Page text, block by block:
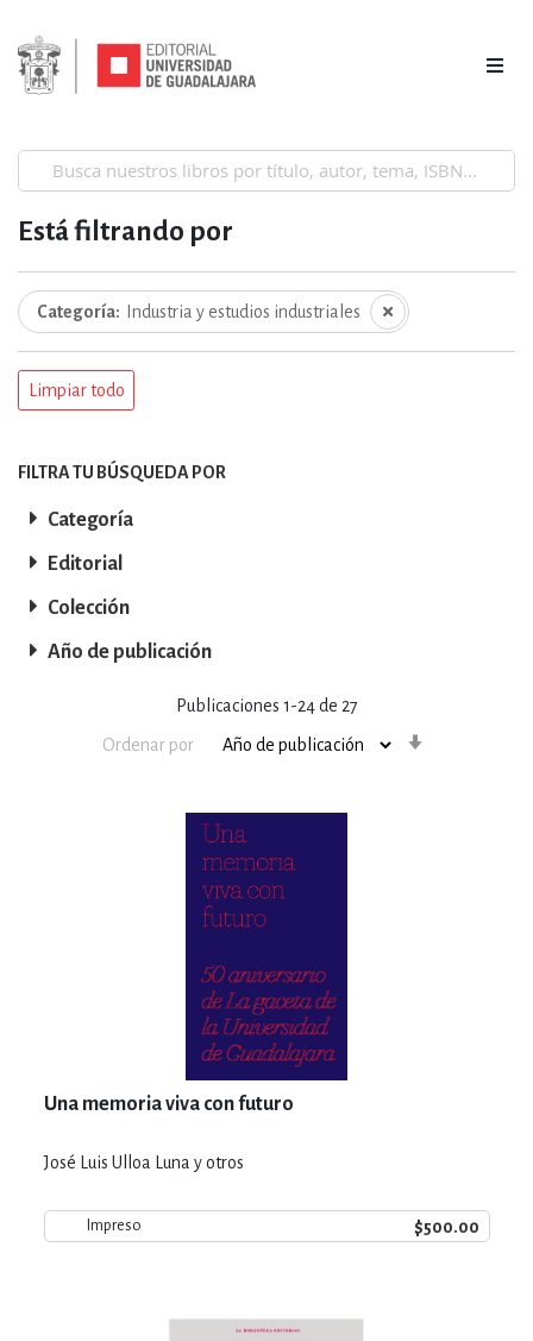
Publicaciones 1-24de 27
Ordenar por
Una memoria viva con futuro
José Luis Ulloa Luna y otros
Impreso $500.00
Está filtrando por
Categoría Industria y estudios industriales
Limpiar todo
FILTRA TU BÚSQUEDA POR
Categoría
Editorial
Colección
Año de publicación